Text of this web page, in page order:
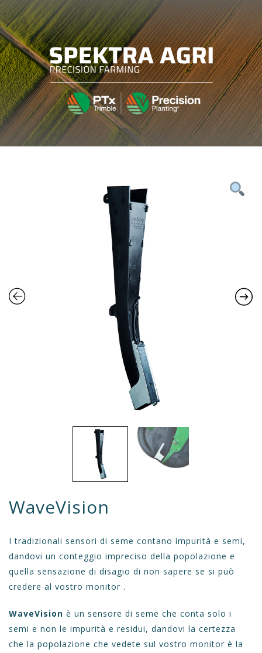
WaveVision
I tradizionali sensori di seme contano impurità e semi,
dandovi un conteggio impreciso della popolazione e
quella sensazione di disagio di non sapere se si può
credere al vostro monitor .
WaveVision è un sensore di seme che conta solo i
semi e non le impurità e residui, dandovi la certezza
che la popolazione che vedete sul vostro monitor è la